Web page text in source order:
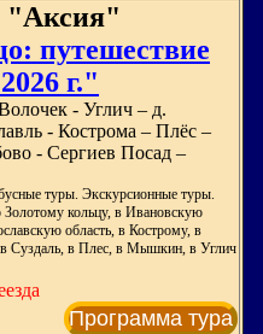
"Аксия"
путешествие
г."
- Углич – д.
- Кострома – Плёс –
- Сергиев Посад –
туры. Экскурсионные туры.
Золотому кольцу, в Ивановскую
область, в Кострому, в
Суздаль, в Плес, в Мышкин, в Углич
Программа тура